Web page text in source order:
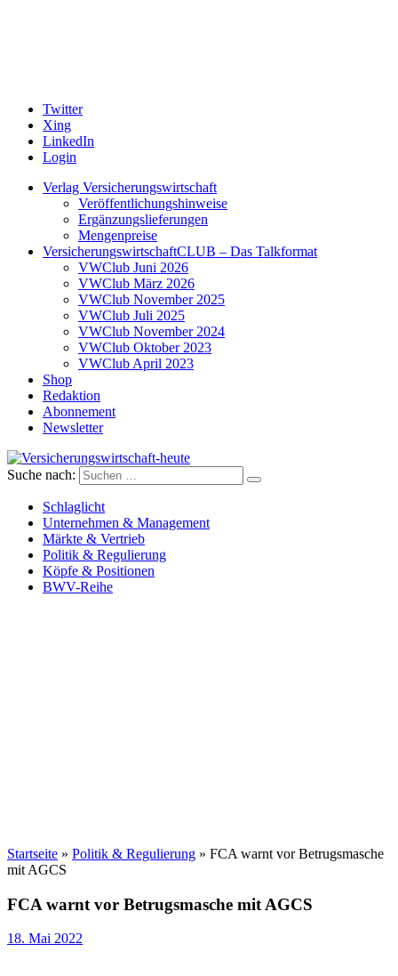
Twitter
Xing
LinkedIn
Login
Verlag Versicherungswirtschaft
Veröffentlichungshinweise
Ergänzungslieferungen
Mengenpreise
VersicherungswirtschaftCLUB – Das Talkformat
VWClub Juni 2026
VWClub März 2026
VWClub November 2025
VWClub Juli 2025
VWClub November 2024
VWClub Oktober 2023
VWClub April 2023
Shop
Redaktion
Abonnement
Newsletter
Versicherungswirtschaft-heute
Suche nach:
Schlaglicht
Unternehmen & Management
Märkte & Vertrieb
Politik & Regulierung
Köpfe & Positionen
BWV-Reihe
Startseite » Politik & Regulierung » FCA warnt vor Betrugsmasche
mit AGCS
FCA warnt vor Betrugsmasche mit AGCS
18. Mai 2022